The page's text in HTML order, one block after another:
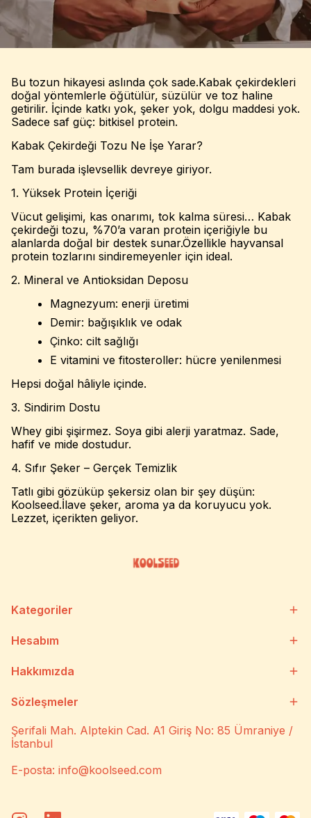
Bu tozun hikayesi aslında çok sade.Kabak çekirdekleri
doğal yöntemlerle öğütülür, süzülür ve toz haline
getirilir. İçinde katkı yok, şeker yok, dolgu maddesi yok.
Sadece saf güç: bitkisel protein.
Kabak Çekirdeği Tozu Ne İşe Yarar?
Tam burada işlevsellik devreye giriyor.
1. Yüksek Protein İçeriği
Vücut gelişimi, kas onarımı, tok kalma süresi… Kabak
çekirdeği tozu, %70’a varan protein içeriğiyle bu
alanlarda doğal bir destek sunar.Özellikle hayvansal
protein tozlarını sindiremeyenler için ideal.
2. Mineral ve Antioksidan Deposu
Magnezyum: enerji üretimi
Demir: bağışıklık ve odak
Çinko: cilt sağlığı
E vitamini ve fitosteroller: hücre yenilenmesi
Hepsi doğal hâliyle içinde.
3. Sindirim Dostu
Whey gibi şişirmez. Soya gibi alerji yaratmaz. Sade,
hafif ve mide dostudur.
4. Sıfır Şeker – Gerçek Temizlik
Tatlı gibi gözüküp şekersiz olan bir şey düşün:
Koolseed.İlave şeker, aroma ya da koruyucu yok.
Lezzet, içerikten geliyor.
Kategoriler
Hesabım
Hakkımızda
Sözleşmeler
Şerifali Mah. Alptekin Cad. A1 Giriş No: 85 Ümraniye /
İstanbul
E-posta: info@koolseed.com